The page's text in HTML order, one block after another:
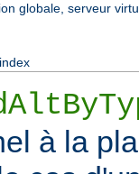
globale, serveur
à la